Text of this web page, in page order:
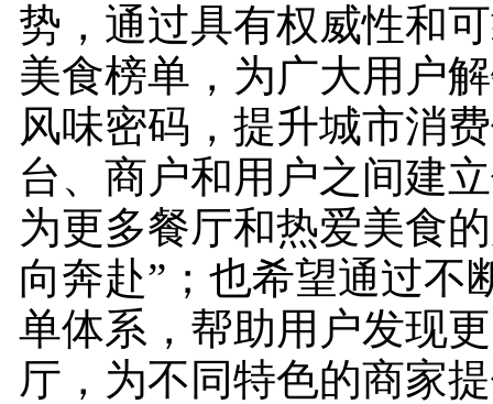
势，通过具有权威性和
美食榜单，为广大用户
风味密码，提升城市消
台、商户和用户之间建
为更多餐厅和热爱美食
向奔赴”；也希望通过不
单体系，帮助用户发现
厅，为不同特色的商家